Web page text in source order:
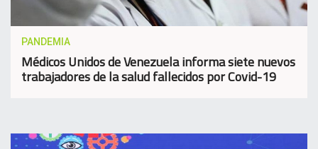
PANDEMIA
Médicos Unidos de Venezuela informa siete nuevos
trabajadores de la salud fallecidos por Covid-19